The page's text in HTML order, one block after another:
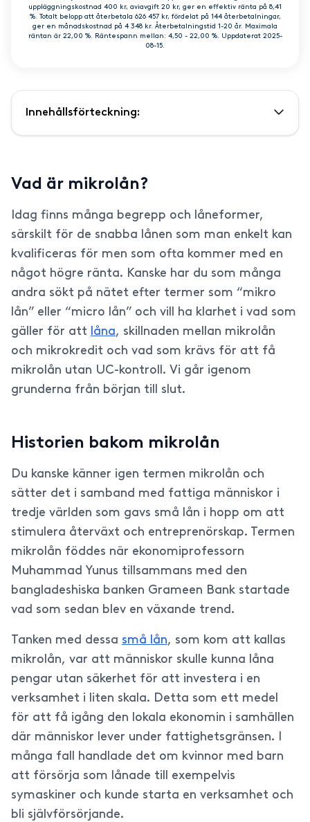
Innehållsförteckning:
Vad är mikrolån?
Idag finns många begrepp och låneformer,
särskilt för de snabba lånen som man enkelt kan
kvalificeras för men som ofta kommer med en
något högre ränta. Kanske har du som många
andra sökt på nätet efter termer som “mikro
lån” eller “micro lån” och vill ha klarhet i vad som
gäller för att låna, skillnaden mellan mikrolån
och mikrokredit och vad som krävs för att få
mikrolån utan UC-kontroll. Vi går igenom
grunderna från början till slut.
Historien bakom mikrolån
Du kanske känner igen termen mikrolån och
sätter det i samband med fattiga människor i
tredje världen som gavs små lån i hopp om att
stimulera återväxt och entreprenörskap. Termen
mikrolån föddes när ekonomiprofessorn
Muhammad Yunus tillsammans med den
bangladeshiska banken Grameen Bank startade
vad som sedan blev en växande trend.
Tanken med dessa små lån, som kom att kallas
mikrolån, var att människor skulle kunna låna
pengar utan säkerhet för att investera i en
verksamhet i liten skala. Detta som ett medel
för att få igång den lokala ekonomin i samhällen
där människor lever under fattighetsgränsen. I
många fall handlade det om kvinnor med barn
att försörja som lånade till exempelvis
symaskiner och kunde starta en verksamhet och
bli självförsörjande.
uppläggningskostnad 400 kr, aviavgift 20 kr, ger en effektiv ränta på 8,41
%. Totalt belopp att återbetala 626 457 kr, fördelat på 144 återbetalningar,
ger en månadskostnad på 4 348 kr. Återbetalningstid 1-20 år. Maximala
räntan är 22,00 %. Räntespann mellan: 4,50 - 22,00 %. Uppdaterat 2025-
08-15.